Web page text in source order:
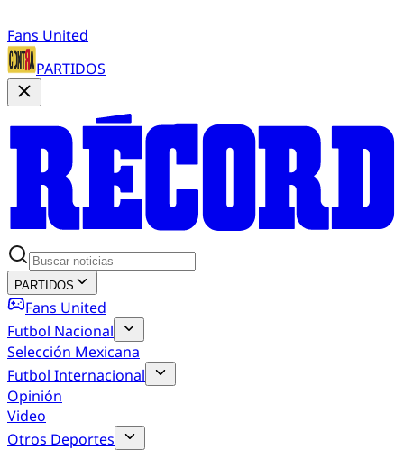
Fans United
PARTIDOS
PARTIDOS
Fans United
Futbol Nacional
Selección Mexicana
Futbol Internacional
Opinión
Video
Otros Deportes